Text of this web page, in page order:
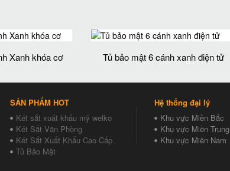
Xanh khóa cơ Tủ bảo mật 6 cánh xanh điện tử
SẢN PHẨM HOT
Két sắt xuất khẩu mỹ welko
Két Sắt Văn Phòng
Két Sắt Xuất Khẩu Cao Cấp
Tủ Bảo Mật
Hệ thống đại lý
Khu vực Miền Bắc
Khu vực Miền Trung
Khu vực Miền Nam